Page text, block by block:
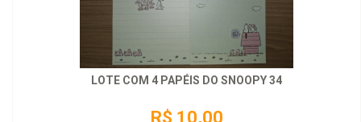
LOTE COM 4 PAPÉIS DO SNOOPY 34
R$ 10,00